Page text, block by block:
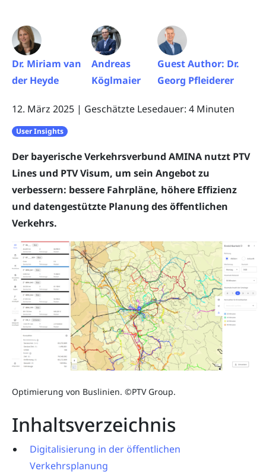
Dr. Miriam van
der Heyde
Andreas
Köglmaier
Guest Author: Dr.
Georg Pfleiderer
12. März 2025 | Geschätzte Lesedauer: 4 Minuten
User Insights
Der bayerische Verkehrsverbund AMINA nutzt PTV
Lines und PTV Visum, um sein Angebot zu
verbessern: bessere Fahrpläne, höhere Effizienz
und datengestützte Planung des öffentlichen
Verkehrs.
Optimierung von Buslinien. ©PTV Group.
Inhaltsverzeichnis
Digitalisierung in der öffentlichen
Verkehrsplanung